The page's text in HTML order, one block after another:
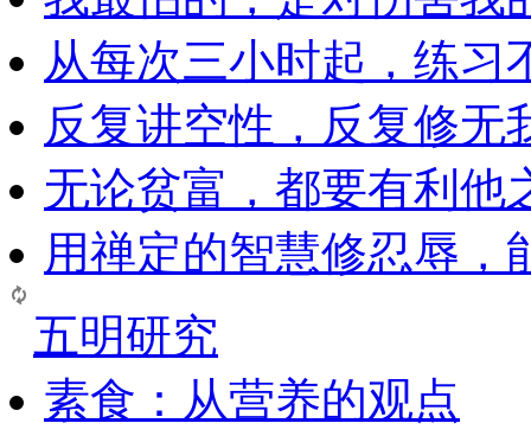
从每次三小时起，练习
反复讲空性，反复修无
无论贫富，都要有利他
用禅定的智慧修忍辱，
五明研究
素食：从营养的观点